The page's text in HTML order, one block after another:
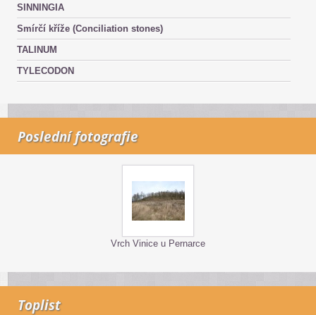
SINNINGIA
Smírčí kříže (Conciliation stones)
TALINUM
TYLECODON
Poslední fotografie
Vrch Vinice u Pernarce
Toplist